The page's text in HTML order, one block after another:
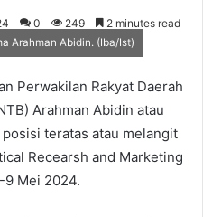
0 249 2 minutes read
Arahman Abidin. (Iba/Ist)
Perwakilan Rakyat Daerah
Arahman Abidin atau
teratas atau melangit
Recearsh and Marketing
9 Mei 2024.